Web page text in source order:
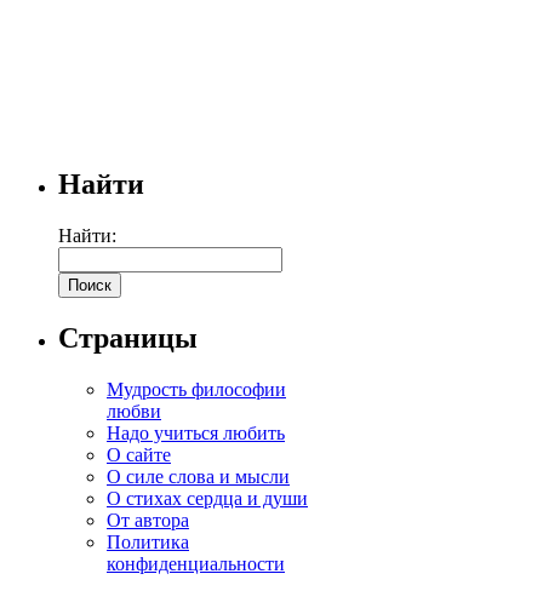
Найти
Найти:
Страницы
Мудрость философии
любви
Надо учиться любить
О сайте
О силе слова и мысли
О стихах сердца и души
От автора
Политика
конфиденциальности